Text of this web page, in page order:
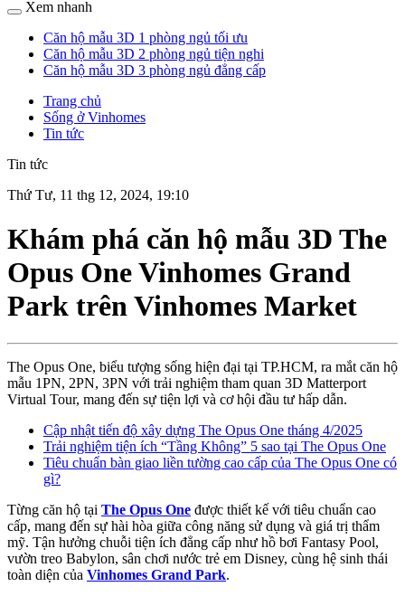
Xem nhanh
Căn hộ mẫu 3D 1 phòng ngủ tối ưu
Căn hộ mẫu 3D 2 phòng ngủ tiện nghi
Căn hộ mẫu 3D 3 phòng ngủ đẳng cấp
Trang chủ
Sống ở Vinhomes
Tin tức
Tin tức
Thứ Tư, 11 thg 12, 2024, 19:10
Khám phá căn hộ mẫu 3D The
Opus One Vinhomes Grand
Park trên Vinhomes Market
The Opus One, biểu tượng sống hiện đại tại TP.HCM, ra mắt căn hộ
mẫu 1PN, 2PN, 3PN với trải nghiệm tham quan 3D Matterport
Virtual Tour, mang đến sự tiện lợi và cơ hội đầu tư hấp dẫn.
Cập nhật tiến độ xây dựng The Opus One tháng 4/2025
Trải nghiệm tiện ích “Tầng Không” 5 sao tại The Opus One
Tiêu chuẩn bàn giao liền tường cao cấp của The Opus One có
gì?
Từng căn hộ tại The Opus One được thiết kế với tiêu chuẩn cao
cấp, mang đến sự hài hòa giữa công năng sử dụng và giá trị thẩm
mỹ. Tận hưởng chuỗi tiện ích đẳng cấp như hồ bơi Fantasy Pool,
vườn treo Babylon, sân chơi nước trẻ em Disney, cùng hệ sinh thái
toàn diện của Vinhomes Grand Park.